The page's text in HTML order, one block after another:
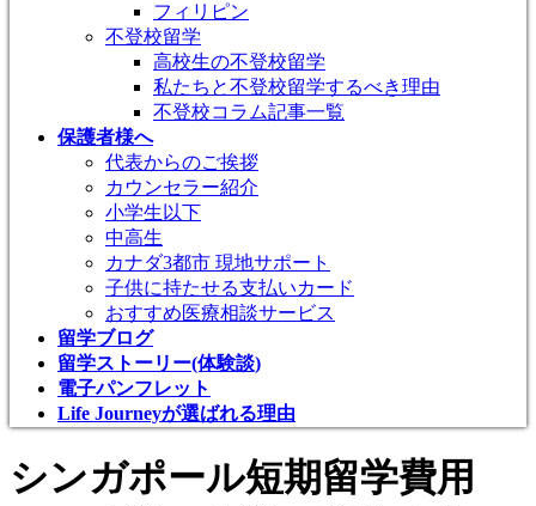
フィリピン
不登校留学
高校生の不登校留学
私たちと不登校留学するべき理由
不登校コラム記事一覧
保護者様へ
代表からのご挨拶
カウンセラー紹介
小学生以下
中高生
カナダ3都市 現地サポート
子供に持たせる支払いカード
おすすめ医療相談サービス
留学ブログ
留学ストーリー(体験談)
電子パンフレット
Life Journeyが選ばれる理由
シンガポール短期留学費用